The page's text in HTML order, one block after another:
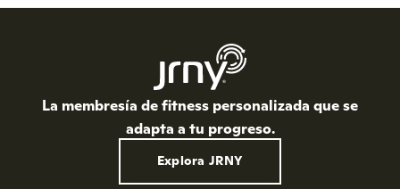
La membresía de fitness personalizada que se
adapta a tu progreso.
Explora JRNY